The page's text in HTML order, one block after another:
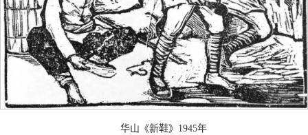
华山《新鞋》1945年